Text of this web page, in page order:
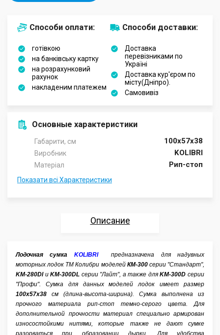
Способи оплати:
готівкою
на банківську картку
на розрахунковий
рахунок
накладеним платежем
Способи доставки:
Доставка
перевізниками по
Україні
Доставка кур'єром по
місту(Дніпро).
Самовивіз
Основные характеристики
Габарити, см 100х57х38
Виробник KOLIBRI
Матеріал Рип-стоп
Показати всі Характеристики
Описание
Отзывы
Аксессуары
Лодочная сумка KOLIBRI
предназначена для надувных
моторных лодок ТМ Колибри моделей КМ-300 серии "Стандарт",
KM-280DlиKM-300DL серии "Лайт", а также дляKM-300D серии
"Профи". Сумка для данных моделей лодок имеет размер
100х57х38 см (длина-высота-ширина). Сумка выполнена из
прочного материала рип-стоп темно-серого цвета. Для
дополнительной прочности материал специально армирован
износостойкими нитями, которые также не дают сумке